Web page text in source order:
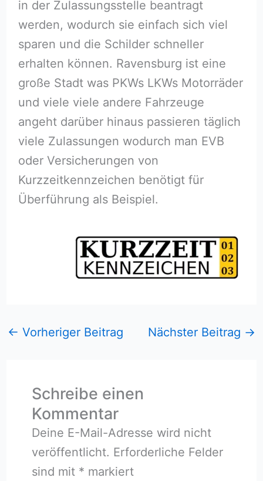
in der Zulassungsstelle beantragt
werden, wodurch sie einfach sich viel
sparen und die Schilder schneller
erhalten können. Ravensburg ist eine
große Stadt was PKWs LKWs Motorräder
und viele viele andere Fahrzeuge
angeht darüber hinaus passieren täglich
viele Zulassungen wodurch man EVB
oder Versicherungen von
Kurzzeitkennzeichen benötigt für
Überführung als Beispiel.
← Vorheriger Beitrag Nächster Beitrag →
Schreibe einen
Kommentar
Deine E-Mail-Adresse wird nicht
veröffentlicht. Erforderliche Felder
sind mit * markiert